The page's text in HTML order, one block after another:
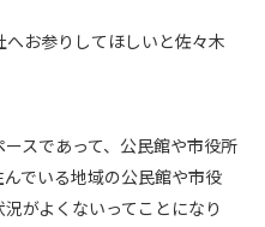
お参りしてほしいと佐々木
ースであって、公民館や市役所
でいる地域の公民館や市役
がよくないってことになり